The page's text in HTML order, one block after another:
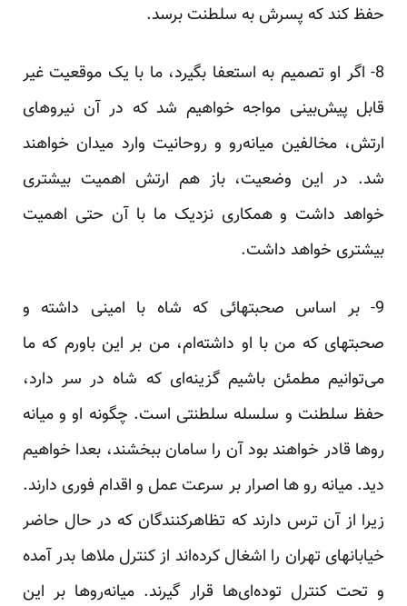
حفظ کند که پسرش به سلطنت برسد.
8- اگر او تصمیم به استعفا بگیرد، ما با یک موقعیت غیر
قابل پیش‌بینی مواجه خواهیم شد که در آن نیروهای
ارتش، مخالفین میانه‌رو و روحانیت وارد میدان خواهند
شد. در این وضعیت، باز هم ارتش اهمیت بیشتری
خواهد داشت و همکاری نزدیک ما با آن حتی اهمیت
بیشتری خواهد داشت.
9- بر اساس صحبتهائی که شاه با امینی داشته و
صحبتهای که من با او داشته‌ام، من بر این باورم که ما
می‌توانیم مطمئن باشیم گزینه‌ای که شاه در سر دارد،
حفظ سلطنت و سلسله سلطنتی است. چگونه او و میانه
روها قادر خواهند بود آن را سامان ببخشند، بعدا خواهیم
دید. میانه رو ها اصرار بر سرعت عمل و اقدام فوری دارند.
زیرا از آن ترس دارند که تظاهرکنندگان که در حال حاضر
خیابانهای تهران را اشغال کرده‌اند از کنترل ملاها بدر آمده
و تحت کنترل توده‌ای‌ها قرار گیرند. میانه‌روها بر این